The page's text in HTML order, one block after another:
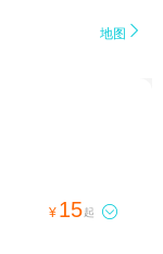
地图 
¥ 15起 